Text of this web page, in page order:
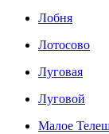
Лобня
Лотосово
Луговая
Луговой
Малое